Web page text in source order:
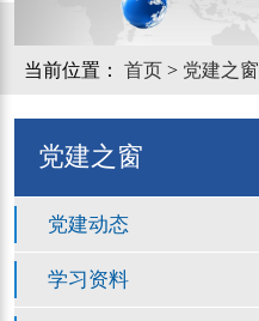
当前位置： 首页 > 党建之窗
党建之窗
党建动态
学习资料